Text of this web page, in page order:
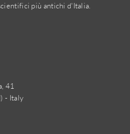
più antichi d'Italia.
41
- Italy